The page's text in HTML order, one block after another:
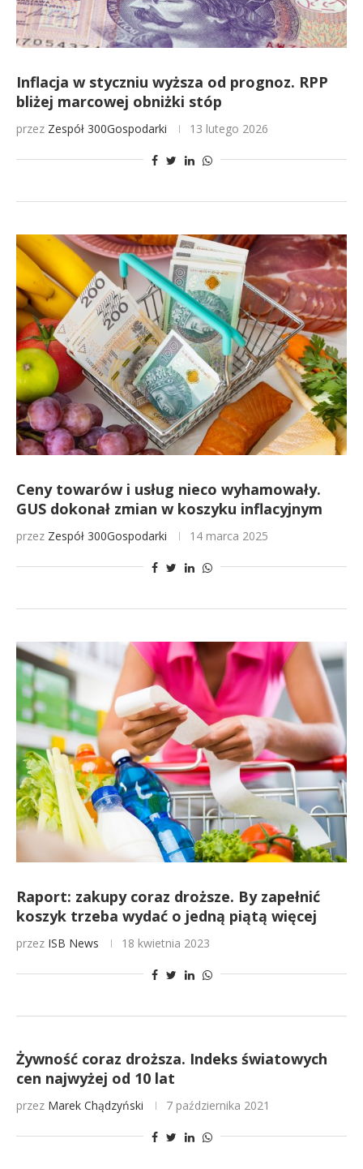
Inflacja w styczniu wyższa od prognoz. RPP
bliżej marcowej obniżki stóp
przez Zespół 300Gospodarki 13 lutego 2026
Ceny towarów i usług nieco wyhamowały.
GUS dokonał zmian w koszyku inflacyjnym
przez Zespół 300Gospodarki 14 marca 2025
Raport: zakupy coraz droższe. By zapełnić
koszyk trzeba wydać o jedną piątą więcej
przez ISB News 18 kwietnia 2023
Żywność coraz droższa. Indeks światowych
cen najwyżej od 10 lat
przez Marek Chądzyński 7 października 2021